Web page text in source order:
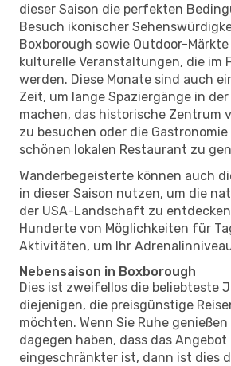
dieser Saison die perfekten
Besuch ikonischer
Boxborough sowie Outdoor-
kulturelle Veranstaltungen, die im
werden. Diese Monate sind auch
Zeit, um lange Spaziergänge in
machen, das historische Zentrum
zu besuchen oder die Gastronomie
schönen lokalen Restaurant zu
Wanderbegeisterte können auch
in dieser Saison nutzen, um die
der USA-Landschaft zu
Hunderte von Möglichkeiten für
Aktivitäten, um Ihr
Nebensaison in Boxborough
Dies ist zweifellos die beliebteste
diejenigen, die preisgünstige
möchten. Wenn Sie Ruhe
dagegen haben, dass das
eingeschränkter ist, dann ist dies